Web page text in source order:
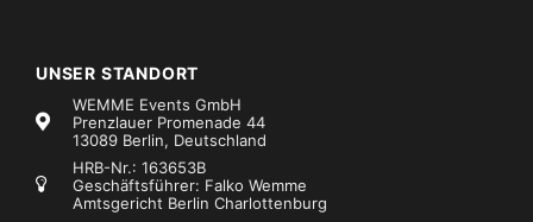
Live-Mischpulte, Stageboxen
UNSER STANDORT
WEMME Events GmbH
Prenzlauer Promenade 44
13089 Berlin, Deutschland
HRB-Nr.: 163653B
Geschäftsführer: Falko Wemme
Amtsgericht Berlin Charlottenburg